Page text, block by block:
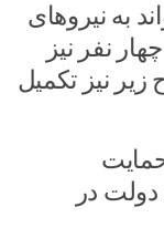
به نیروهای
نفر نیز
زیر نیز تکمیل
در